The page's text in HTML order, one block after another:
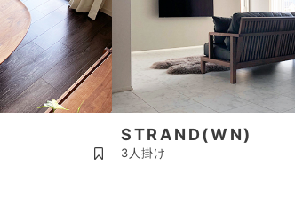
STRAND(WN)
3人掛け